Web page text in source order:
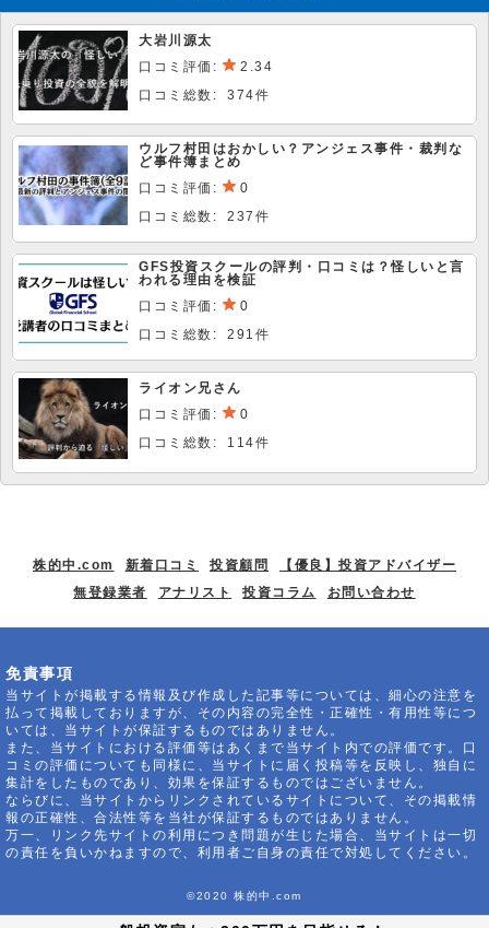
大岩川源太
口コミ評価:
2.34
口コミ総数: 374件
ウルフ村田はおかしい？アンジェス事件・裁判な
ど事件簿まとめ
口コミ評価:
0
口コミ総数: 237件
GFS投資スクールの評判・口コミは？怪しいと言
われる理由を検証
口コミ評価:
0
口コミ総数: 291件
ライオン兄さん
口コミ評価:
0
口コミ総数: 114件
株的中.com 新着口コミ 投資顧問
【優良】投資アドバイザー
無登録業者
アナリスト 投資コラム お問い合わせ
免責事項
当サイトが掲載する情報及び作成した記事等については、細心の注意を
払って掲載しておりますが、その内容の完全性・正確性・有用性等につ
いては、当サイトが保証するものではありません。
また、当サイトにおける評価等はあくまで当サイト内での評価です。口
コミの評価についても同様に、当サイトに届く投稿等を反映し、独自に
集計をしたものであり、効果を保証するものではございません。
ならびに、当サイトからリンクされているサイトについて、その掲載情
報の正確性、合法性等を当社が保証するものではありません。
万一、リンク先サイトの利用につき問題が生じた場合、当サイトは一切
の責任を負いかねますので、利用者ご自身の責任で対処してください。
©2020 株的中.com